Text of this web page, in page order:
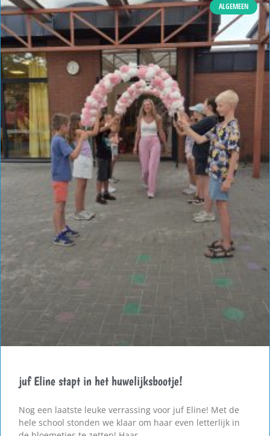
ALGEMEEN
juf Eline stapt in het huwelijksbootje!
Nog een laatste leuke verrassing voor juf Eline! Met de
hele school stonden we klaar om haar even letterlijk in